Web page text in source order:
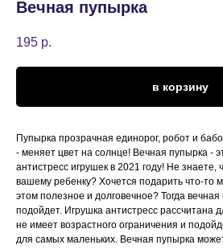
Вечная пупырка
195 р.
в корзину
Пупырка прозрачная единорог, робот и
- меняет цвет на солнце! Вечная пупырка -
антистресс игрушек в 2021 году! Не знаете,
вашему ребенку? Хочется подарить что-то
этом полезное и долговечное? Тогда
подойдет. Игрушка антистресс рассчитана
не имеет возрастного ограничения и
для самых маленьких. Вечная пупырка